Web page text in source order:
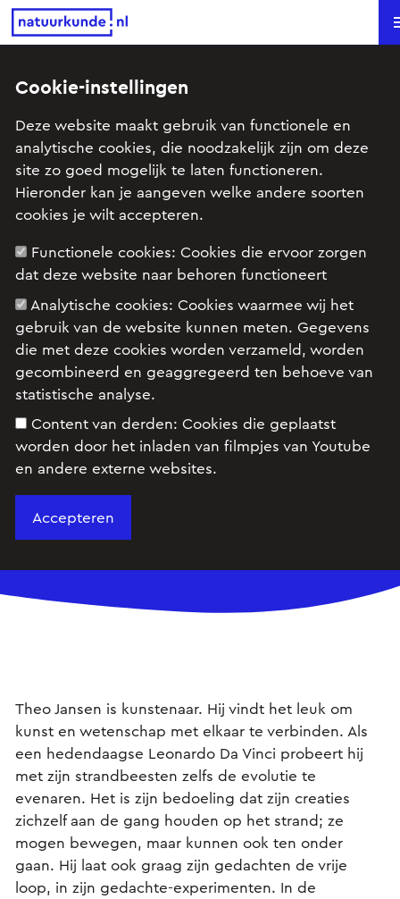
Natuurkunde.nl
Lesidee satelliet aan een
touwtje
Onderwerp: Arbeid en energie, Kracht en beweging,
Sterrenkunde
Theo Jansen is een kunstenaar. Hij vindt het leuk
om kunst en wetenschap met elkaar te verbinden.
Als een hedendaagse Leonardo Da Vinci probeert
hij bijvoorbeeld met zijn strandbeesten zelfs de
evolutie te evenaren. Het is zijn bedoeling dat zijn
creaties zichzelf in stand houden op het strand, ze
mogen bewegen maar kunnen ook ten onder
gaan. Hij laat ook graag zijn gedachten de vrije
loop, in zijn gedachte-experimenten. In de
Theo Jansen is kunstenaar. Hij vindt het leuk om
kunst en wetenschap met elkaar te verbinden. Als
een hedendaagse Leonardo Da Vinci probeert hij
met zijn strandbeesten zelfs de evolutie te
evenaren. Het is zijn bedoeling dat zijn creaties
zichzelf aan de gang houden op het strand; ze
mogen bewegen, maar kunnen ook ten onder
gaan. Hij laat ook graag zijn gedachten de vrije
loop, in zijn gedachte-experimenten. In de
Cookie-instellingen
Deze website maakt gebruik van functionele en
analytische cookies, die noodzakelijk zijn om deze
site zo goed mogelijk te laten functioneren.
Hieronder kan je aangeven welke andere soorten
cookies je wilt accepteren.
Functionele cookies: Cookies die ervoor zorgen
dat deze website naar behoren functioneert
Analytische cookies: Cookies waarmee wij het
gebruik van de website kunnen meten. Gegevens
die met deze cookies worden verzameld, worden
gecombineerd en geaggregeerd ten behoeve van
statistische analyse.
Content van derden: Cookies die geplaatst
worden door het inladen van filmpjes van Youtube
en andere externe websites.